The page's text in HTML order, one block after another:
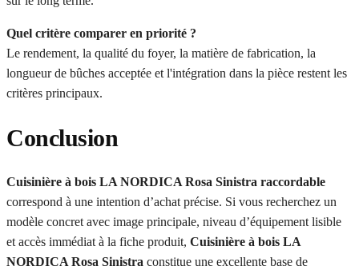
Quel critère comparer en priorité ?
Le rendement, la qualité du foyer, la matière de fabrication, la
longueur de bûches acceptée et l'intégration dans la pièce restent les
critères principaux.
Conclusion
Cuisinière à bois LA NORDICA Rosa Sinistra raccordable
correspond à une intention d’achat précise. Si vous recherchez un
modèle concret avec image principale, niveau d’équipement lisible
et accès immédiat à la fiche produit, Cuisinière à bois LA
NORDICA Rosa Sinistra constitue une excellente base de